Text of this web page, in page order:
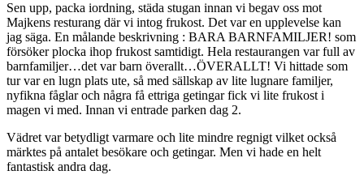
Sen upp, packa iordning, städa stugan innan vi begav oss mot
Majkens resturang där vi intog frukost. Det var en upplevelse kan
jag säga. En målande beskrivning : BARA BARNFAMILJER! som
försöker plocka ihop frukost samtidigt. Hela restaurangen var full av
barnfamiljer…det var barn överallt…ÖVERALLT! Vi hittade som
tur var en lugn plats ute, så med sällskap av lite lugnare familjer,
nyfikna fåglar och några få ettriga getingar fick vi lite frukost i
magen vi med. Innan vi entrade parken dag 2.
Vädret var betydligt varmare och lite mindre regnigt vilket också
märktes på antalet besökare och getingar. Men vi hade en helt
fantastisk andra dag.